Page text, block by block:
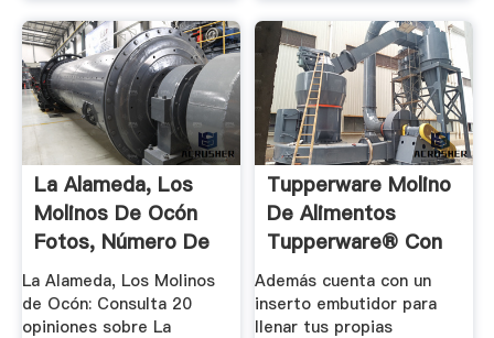
La Alameda, Los
Molinos De Ocón
Fotos, Número De
Teléfono.
La Alameda, Los Molinos
de Ocón: Consulta 20
opiniones sobre La
Tupperware Molino
De Alimentos
Tupperware® Con
Inserto.
Además cuenta con un
inserto embutidor para
llenar tus propias